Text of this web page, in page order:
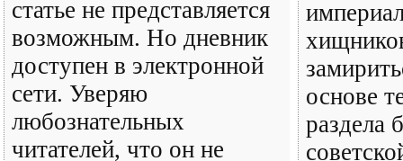
статье не представляется
возможным. Но дневник
доступен в электронной
сети. Уверяю
любознательных
читателей, что он не
основе
раздела